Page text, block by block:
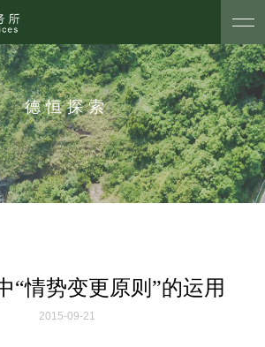
德恒探索
“情势变更原则”的运用
2015-09-21